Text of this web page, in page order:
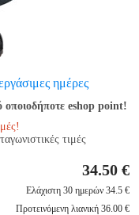
ημέρες
eshop point!
τιμές
34.50 €
Ελάχιστη 30 ημερών 34.5 €
Προτεινόμενη λιανική 36.00 €